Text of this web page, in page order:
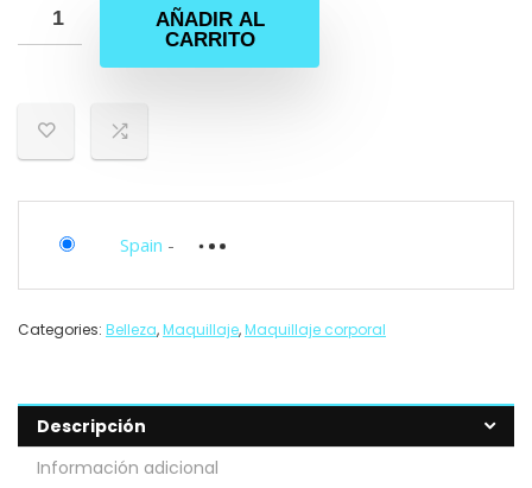
AÑADIR AL
CARRITO
Spain -
Categories: Belleza,Maquillaje,Maquillaje corporal
Descripción
Información adicional